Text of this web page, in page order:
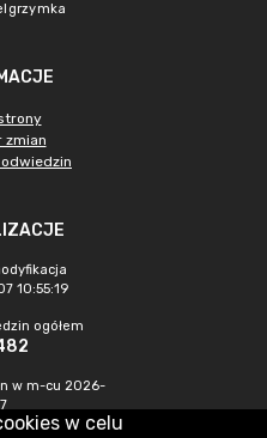
zmian
10:55:19
ogółem
w m-cu 2026-
w celu